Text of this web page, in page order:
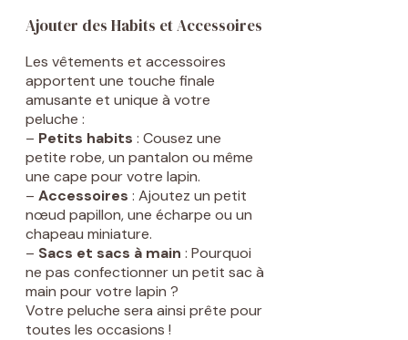
Ajouter des Habits et Accessoires
Les vêtements et accessoires
apportent une touche finale
amusante et unique à votre
peluche :
– Petits habits : Cousez une
petite robe, un pantalon ou même
une cape pour votre lapin.
– Accessoires : Ajoutez un petit
nœud papillon, une écharpe ou un
chapeau miniature.
– Sacs et sacs à main : Pourquoi
ne pas confectionner un petit sac à
main pour votre lapin ?
Votre peluche sera ainsi prête pour
toutes les occasions !